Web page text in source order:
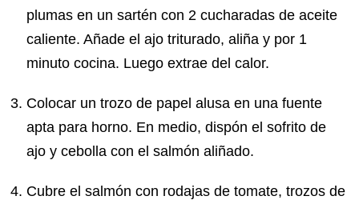
plumas en un sartén con 2 cucharadas de aceite
caliente. Añade el ajo triturado, aliña y por 1
minuto cocina. Luego extrae del calor.
Colocar un trozo de papel alusa en una fuente
apta para horno. En medio, dispón el sofrito de
ajo y cebolla con el salmón aliñado.
Cubre el salmón con rodajas de tomate, trozos de